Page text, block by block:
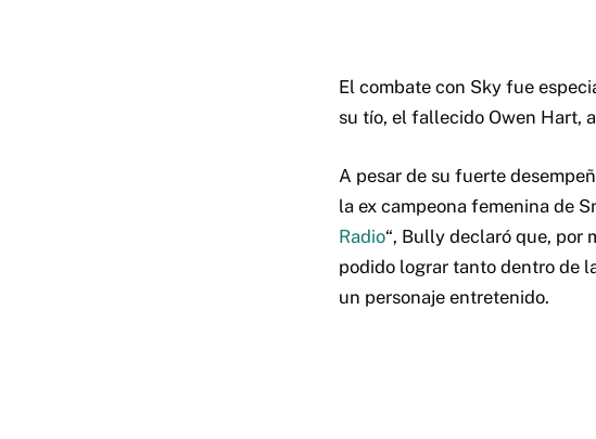
El combate con Sky fue
su tío, el fallecido Owen Hart,
A pesar de su fuerte
la ex campeona femenina de
Radio“, Bully declaró que, por
podido lograr tanto dentro de
un personaje entretenido.